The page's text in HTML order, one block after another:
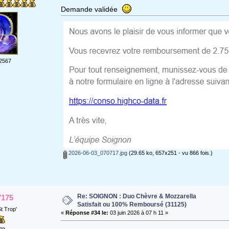
Demande validée
2026-06-03_070717.jpg (29.65 ko, 657x251 - vu 866 fois.)
Trop'
Re: SOIGNON : Duo Chèvre & Mozzarella
Satisfait ou 100% Remboursé (31125)
«Réponse #34 le: 03 juin 2026 à 07 h 11 »